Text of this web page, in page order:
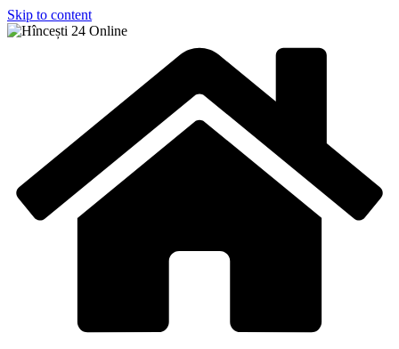
Skip to content